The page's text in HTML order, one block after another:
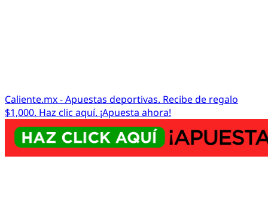
Caliente.mx - Apuestas deportivas. Recibe de regalo
$1,000. Haz clic aquí. ¡Apuesta ahora!